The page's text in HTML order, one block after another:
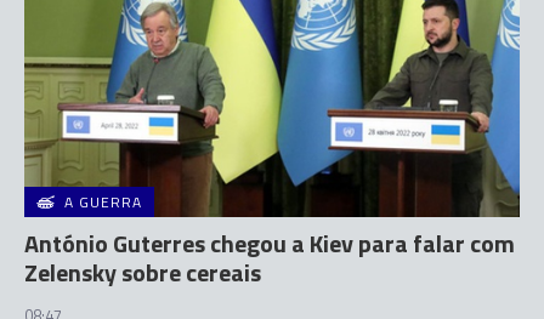
A GUERRA
António Guterres chegou a Kiev para falar com
Zelensky sobre cereais